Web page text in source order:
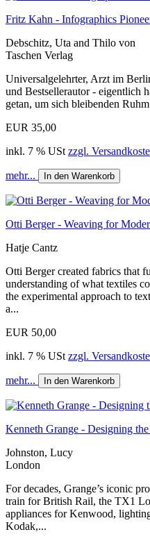
Fritz Kahn - Infographics
Debschitz, Uta and Thilo von
Taschen Verlag
Universalgelehrter, Arzt im
und Bestsellerautor - eigentlich
getan, um sich bleibenden
EUR 35,00
inkl. 7 % USt zzgl.
mehr... In den Warenkorb
Otti Berger - Weaving for
Hatje Cantz
Otti Berger created fabrics that
understanding of what textiles
the experimental approach to
a...
EUR 50,00
inkl. 7 % USt zzgl.
mehr... In den Warenkorb
Kenneth Grange - Designing
Johnston, Lucy
London
For decades, Grange’s iconic
train for British Rail, the TX1
appliances for Kenwood,
Kodak,...